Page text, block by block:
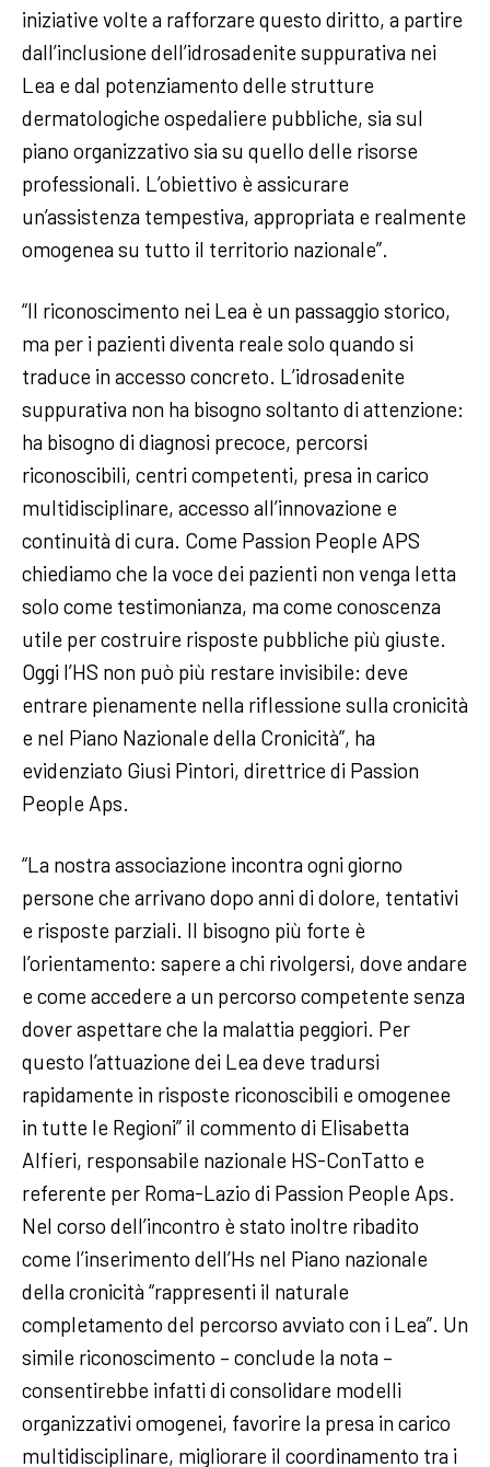
iniziative volte a rafforzare questo diritto, a partire
dall’inclusione dell’idrosadenite suppurativa nei
Lea e dal potenziamento delle strutture
dermatologiche ospedaliere pubbliche, sia sul
piano organizzativo sia su quello delle risorse
professionali. L’obiettivo è assicurare
un’assistenza tempestiva, appropriata e realmente
omogenea su tutto il territorio nazionale”.
“Il riconoscimento nei Lea è un passaggio storico,
ma per i pazienti diventa reale solo quando si
traduce in accesso concreto. L’idrosadenite
suppurativa non ha bisogno soltanto di attenzione:
ha bisogno di diagnosi precoce, percorsi
riconoscibili, centri competenti, presa in carico
multidisciplinare, accesso all’innovazione e
continuità di cura. Come Passion People APS
chiediamo che la voce dei pazienti non venga letta
solo come testimonianza, ma come conoscenza
utile per costruire risposte pubbliche più giuste.
Oggi l’HS non può più restare invisibile: deve
entrare pienamente nella riflessione sulla cronicità
e nel Piano Nazionale della Cronicità”, ha
evidenziato Giusi Pintori, direttrice di Passion
People Aps.
“La nostra associazione incontra ogni giorno
persone che arrivano dopo anni di dolore, tentativi
e risposte parziali. Il bisogno più forte è
l’orientamento: sapere a chi rivolgersi, dove andare
e come accedere a un percorso competente senza
dover aspettare che la malattia peggiori. Per
questo l’attuazione dei Lea deve tradursi
rapidamente in risposte riconoscibili e omogenee
in tutte le Regioni” il commento di Elisabetta
Alfieri, responsabile nazionale HS-ConTatto e
referente per Roma-Lazio di Passion People Aps.
Nel corso dell’incontro è stato inoltre ribadito
come l’inserimento dell’Hs nel Piano nazionale
della cronicità “rappresenti il naturale
completamento del percorso avviato con i Lea”. Un
simile riconoscimento – conclude la nota –
consentirebbe infatti di consolidare modelli
organizzativi omogenei, favorire la presa in carico
multidisciplinare, migliorare il coordinamento tra i